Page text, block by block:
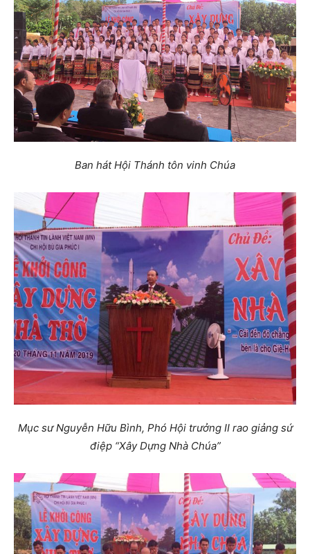
Ban hát Hội Thánh tôn vinh Chúa
Mục sư Nguyễn Hữu Bình, Phó Hội trưởng II rao giảng sứ
điệp “Xây Dựng Nhà Chúa”